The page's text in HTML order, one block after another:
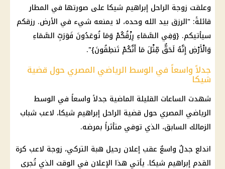
وعلقت زوجة الراحل إبراهيم شيكا على صورتها في المطار
قائلةً: "الرزق بيد الله وحده، لا يمنعه شيء في الأرض. رزقكم
سيأتيكم. {وَفِي السَّمَاءِ رِزْقُكُمْ وَمَا تُوعَدُونَ فَوَرَبِّ السَّمَاءِ
وَالْأَرْضِ إِنَّهُ لَحَقٌّ مِّثْلَ مَا أَنَّكُمْ تَنطِقُونَ}".
جدلاً واسعاً في الوسط الرياضي المصري حول قضية
شيكا
شهدت الساعات القليلة الماضية جدلاً واسعاً في الوسط
الرياضي المصري حول قضية الراحل إبراهيم شيكا، لاعب شباب
الزمالك السابق، الذي توفي متأثراً بمرضه.
اندلع جدلٌ واسعٌ عقب إعلان رحيل هبة التركي، زوجة لاعب كرة
القدم إبراهيم شيكا. يأتي هذا الإعلان في الوقت الذي تُجرى